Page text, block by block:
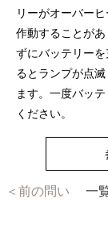
リーがオーバー
作動することが
ずにバッテリー
るとランプが点
ます。一度バッ
ください。
＜前の問い 一